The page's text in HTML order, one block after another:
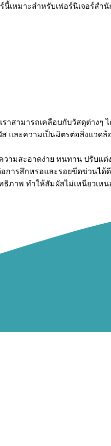
หมาะสำหรับเฟอร์นิเจอร์สำนั
าสามารถเคลือบกับวัสดุต่างๆ
และความเป็นมิตรต่อสิ่งแวด
ามสะอาดง่าย ทนทาน ปรับแต่
ารสึกหรอและรอยขีดข่วนได้ดี
ธิภาพ ทำให้สัมผัสไม่เหนียวเห